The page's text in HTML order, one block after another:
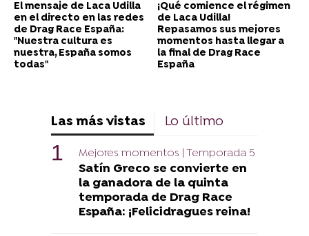
El mensaje de Laca Udilla
en el directo en las redes
de Drag Race España:
"Nuestra cultura es
nuestra, España somos
todas"
¡Qué comience el régimen
de Laca Udilla!
Repasamos sus mejores
momentos hasta llegar a
la final de Drag Race
España
Las más vistas Lo último
Mejores momentos | Temporada 5
Satín Greco se convierte en
la ganadora de la quinta
temporada de Drag Race
España: ¡Felicidragues reina!